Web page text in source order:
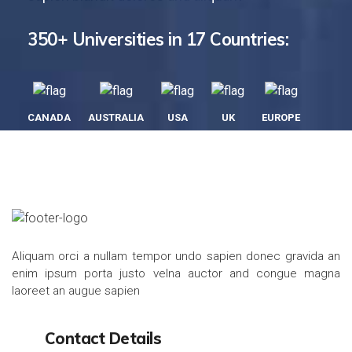
350+ Universities in 17 Countries:
CANADA AUSTRALIA USA UK EUROPE
Aliquam orci a nullam tempor undo sapien donec gravida an
enim ipsum porta justo velna auctor and congue magna
laoreet an augue sapien
Contact Details